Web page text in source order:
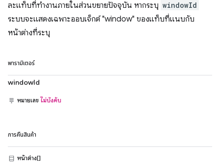
ละแท็บที่ทำงานภายในส่วนขยายปัจจุบัน หากระบุ windowId
ระบบจะแสดงเฉพาะออบเจ็กต์ "window" ของแท็บที่แนบกับ
หน้าต่างที่ระบุ
พารามิเตอร์
windowId
หมายเลข ไม่บังคับ
การคืนสินค้า
หน้าต่าง[]